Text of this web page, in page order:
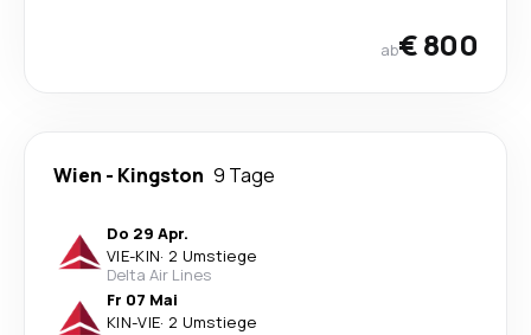
ab€ 800
Wien - Kingston 9 Tage
Do 29 Apr.
VIE-KIN· 2 Umstiege
Delta Air Lines
Fr 07 Mai
KIN-VIE· 2 Umstiege